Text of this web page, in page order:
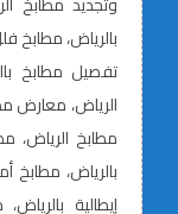
بالرياض،
تفصيل مطابخ
الرياض، معارض
مطابخ الرياض،
بالرياض، مطابخ
إيطالية